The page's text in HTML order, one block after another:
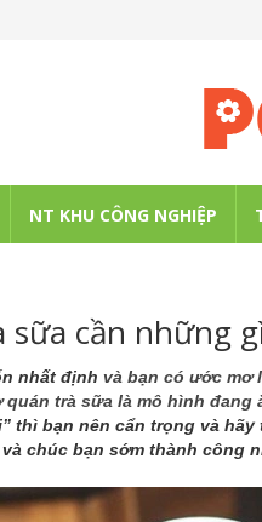
NT KHU CÔNG NGHIỆP
cần những
nhất định và bạn có ước mơ
trà sữa là mô hình đang
thì bạn nên cẩn trọng và
chúc bạn sớm thành công